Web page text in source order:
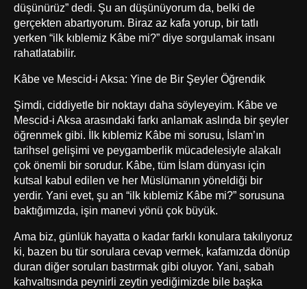
düşünürüz” dedi. Şu an düşünüyorum da, belki de
gerçekten abartıyorum. Biraz az kafa yorup, bir tatlı
yerken “ilk kıblemiz Kâbe mi?” diye sorgulamak insanı
rahatlatabilir.
Kâbe ve Mescid-i Aksa: Yine de Bir Şeyler Öğrendik
Şimdi, ciddiyetle bir noktayı daha söyleyeyim. Kâbe ve
Mescid-i Aksa arasındaki farkı anlamak aslında bir şeyler
öğrenmek gibi. İlk kıblemiz Kâbe mi sorusu, İslam’ın
tarihsel gelişimi ve peygamberlik mücadelesiyle alakalı
çok önemli bir sorudur. Kâbe, tüm İslam dünyası için
kutsal kabul edilen ve her Müslümanın yöneldiği bir
yerdir. Yani evet, şu an “ilk kıblemiz Kâbe mi?” sorusuna
baktığımızda, işin manevi yönü çok büyük.
Ama biz, günlük hayatta o kadar farklı konulara takılıyoruz
ki, bazen bu tür sorulara cevap vermek, kafamızda dönüp
duran diğer soruları bastırmak gibi oluyor. Yani, sabah
kahvaltısında peynirli zeytin yediğimizde bile başka